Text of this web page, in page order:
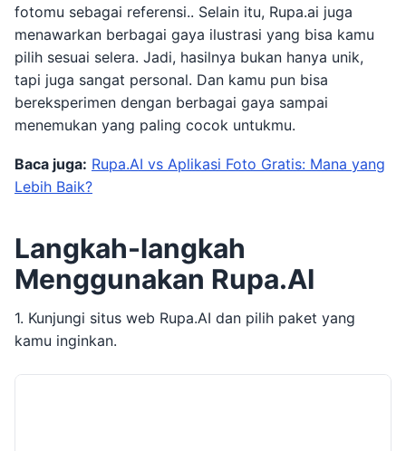
fotomu sebagai referensi.. Selain itu, Rupa.ai juga
menawarkan berbagai gaya ilustrasi yang bisa kamu
pilih sesuai selera. Jadi, hasilnya bukan hanya unik,
tapi juga sangat personal. Dan kamu pun bisa
bereksperimen dengan berbagai gaya sampai
menemukan yang paling cocok untukmu.
Baca juga: Rupa.AI vs Aplikasi Foto Gratis: Mana yang
Lebih Baik?
Langkah-langkah
Menggunakan Rupa.AI
1. Kunjungi situs web Rupa.AI dan pilih paket yang
kamu inginkan.